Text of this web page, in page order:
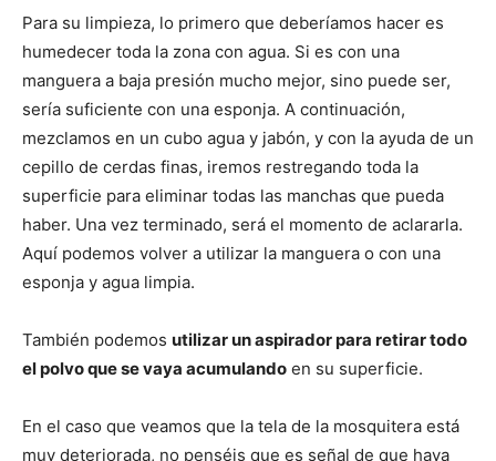
Para su limpieza, lo primero que deberíamos hacer es
humedecer toda la zona con agua. Si es con una
manguera a baja presión mucho mejor, sino puede ser,
sería suficiente con una esponja. A continuación,
mezclamos en un cubo agua y jabón, y con la ayuda de un
cepillo de cerdas finas, iremos restregando toda la
superficie para eliminar todas las manchas que pueda
haber. Una vez terminado, será el momento de aclararla.
Aquí podemos volver a utilizar la manguera o con una
esponja y agua limpia.
También podemos utilizar un aspirador para retirar todo
el polvo que se vaya acumulando en su superficie.
En el caso que veamos que la tela de la mosquitera está
muy deteriorada, no penséis que es señal de que haya